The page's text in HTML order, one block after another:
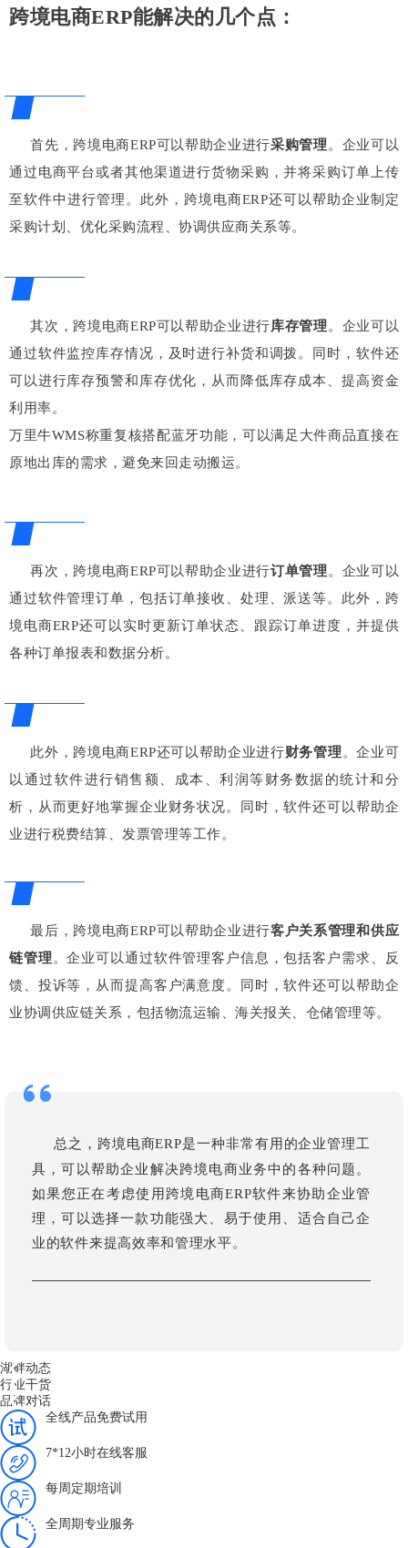
跨境电商ERP能解决的几个点：
首先，跨境电商ERP可以帮助企业进行采购管理。企业可以
通过电商平台或者其他渠道进行货物采购，并将采购订单上传
至软件中进行管理。此外，跨境电商ERP还可以帮助企业制定
采购计划、优化采购流程、协调供应商关系等。
其次，跨境电商ERP可以帮助企业进行库存管理。企业可以
通过软件监控库存情况，及时进行补货和调拨。同时，软件还
可以进行库存预警和库存优化，从而降低库存成本、提高资金
利用率。
万里牛WMS称重复核搭配蓝牙功能，可以满足大件商品直接在
原地出库的需求，避免来回走动搬运。
再次，跨境电商ERP可以帮助企业进行订单管理。企业可以
通过软件管理订单，包括订单接收、处理、派送等。此外，跨
境电商ERP还可以实时更新订单状态、跟踪订单进度，并提供
各种订单报表和数据分析。
此外，跨境电商ERP还可以帮助企业进行财务管理。企业可
以通过软件进行销售额、成本、利润等财务数据的统计和分
析，从而更好地掌握企业财务状况。同时，软件还可以帮助企
业进行税费结算、发票管理等工作。
最后，跨境电商ERP可以帮助企业进行客户关系管理和供应
链管理。企业可以通过软件管理客户信息，包括客户需求、反
馈、投诉等，从而提高客户满意度。同时，软件还可以帮助企
业协调供应链关系，包括物流运输、海关报关、仓储管理等。
总之，跨境电商ERP是一种非常有用的企业管理工
具，可以帮助企业解决跨境电商业务中的各种问题。
如果您正在考虑使用跨境电商ERP软件来协助企业管
理，可以选择一款功能强大、易于使用、适合自己企
业的软件来提高效率和管理水平。
湖畔动态
行业干货
品牌对话
全线产品免费试用
7*12小时在线客服
每周定期培训
全周期专业服务